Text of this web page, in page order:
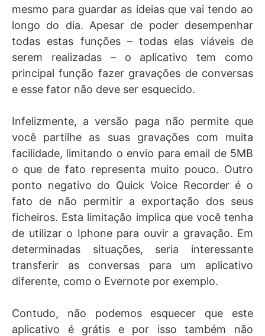
mesmo para guardar as ideias que vai tendo ao
longo do dia. Apesar de poder desempenhar
todas estas funções – todas elas viáveis de
serem realizadas – o aplicativo tem como
principal função fazer gravações de conversas
e esse fator não deve ser esquecido.
Infelizmente, a versão paga não permite que
você partilhe as suas gravações com muita
facilidade, limitando o envio para email de 5MB
o que de fato representa muito pouco. Outro
ponto negativo do Quick Voice Recorder é o
fato de não permitir a exportação dos seus
ficheiros. Esta limitação implica que você tenha
de utilizar o Iphone para ouvir a gravação. Em
determinadas situações, seria interessante
transferir as conversas para um aplicativo
diferente, como o Evernote por exemplo.
Contudo, não podemos esquecer que este
aplicativo é grátis e por isso também não